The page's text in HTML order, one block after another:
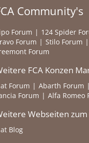
Community's
Forum 124 Spider
Forum
Stilo Forum
Forum
FCA Konzen
Forum Abarth Forum
Forum
Alfa Romeo
Webseiten zum
Blog